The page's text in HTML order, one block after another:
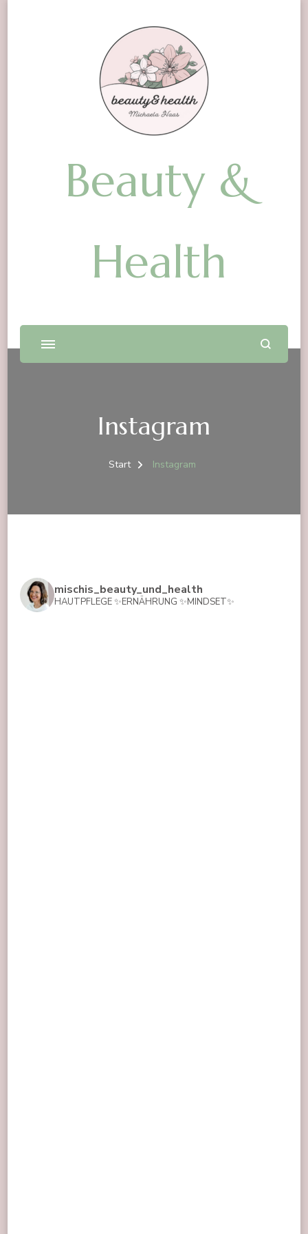
Beauty &
Health
Instagram
Start Instagram
mischis_beauty_und_health
HAUTPFLEGE ✨ERNÄHRUNG ✨MINDSET✨